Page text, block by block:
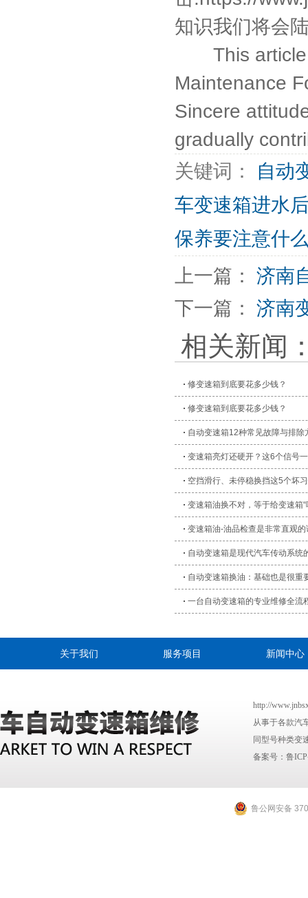
知识我们将会
This article
Maintenance
Sincere
gradually
关键词： 自动
车变速箱进水
保养要注意什
上一篇： 济南
下一篇： 济南
相关新闻
修变速箱到底要花多少钱？
修变速箱到底要花多少钱？
自动变速箱12种常见故障与排除
变速箱亮灯还硬开？这6个信号
空挡滑行、未停稳换挡这5个坏
变速箱油换不对，等于给变速箱“
变速箱油-油品检查是非常直观的
自动变速箱是现代汽车传动系统
自动变速箱换油：基础也是很重
一台自动变速箱的专业维修全流
关于我们 服务项目 新闻中心
http://
从事于各款汽
同型号种类变
备案号： 鲁
鲁公网安备